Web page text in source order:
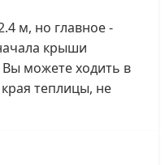
м, но главное -
крыши
Вы можете ходить в
теплицы, не